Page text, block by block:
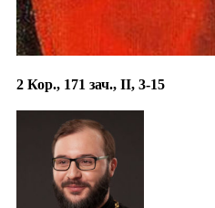
2 Кор., 171 зач., II, 3-15